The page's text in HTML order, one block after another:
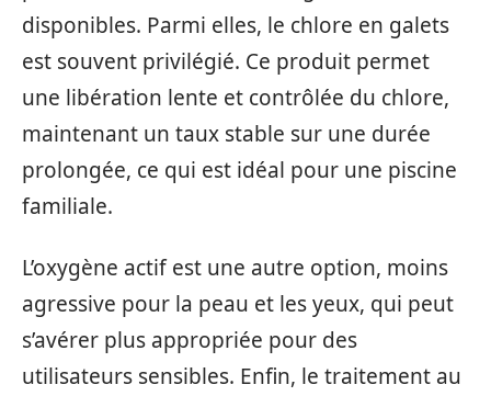
disponibles. Parmi elles, le chlore en galets
est souvent privilégié. Ce produit permet
une libération lente et contrôlée du chlore,
maintenant un taux stable sur une durée
prolongée, ce qui est idéal pour une piscine
familiale.
L’oxygène actif est une autre option, moins
agressive pour la peau et les yeux, qui peut
s’avérer plus appropriée pour des
utilisateurs sensibles. Enfin, le traitement au